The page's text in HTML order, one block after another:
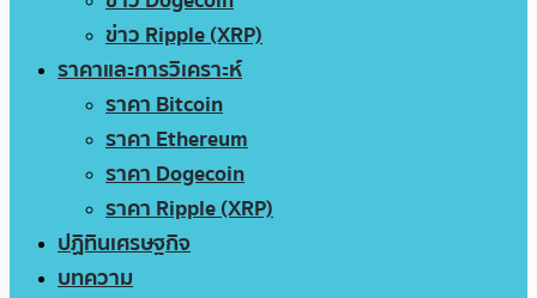
ข่าว Ripple (XRP)
ราคาและการวิเคราะห์
ราคา Bitcoin
ราคา Ethereum
ราคา Dogecoin
ราคา Ripple (XRP)
ปฏิทินเศรษฐกิจ
บทความ